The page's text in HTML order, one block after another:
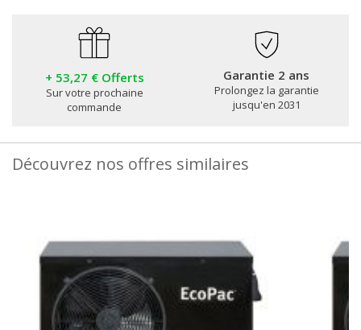
+ 53,27 € Offerts
Sur votre prochaine
commande
Garantie 2 ans
Prolongez la garantie
jusqu'en 2031
Découvrez nos offres similaires